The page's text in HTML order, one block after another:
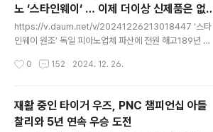
이용객에게는 매트리스 패드와 담요, 베개 등 침구류가 제
공되며, 가족 단위 승객을 위한 어린이용 키트도 포함될 예
정입니다.해당 서비스는 2027년 첫선을 보인 뒤 2030년
순차적으로 적용됩니다. 좌석은 이코노미와 프리미엄 이코
노 ‘스타인웨이‘ … 이제 더이상 신제품은 없
다.
https://v.daum.net/v/20241226213018447 ‘스타
인웨이 원조’ 독일 피아노업체 파산에 전원 해고189년 전
해 직원 31명이 모두 해고됐다고 독일 NDR방송이 보도했
며 밀린 임금도v.daum.net최고의 품질로 최상의 자리에
올라있던 스타인웨이가 파산했다. 최고를 지향했지만 홍콩
파슨스그룹이 인수에 인수된지 10년도 되지 않아 문을 닫
0 152 2024. 12. 26.
재활 중인 타이거 우즈, PNC 챔피언십 아들
찰리와 5년 연속 우승 도전